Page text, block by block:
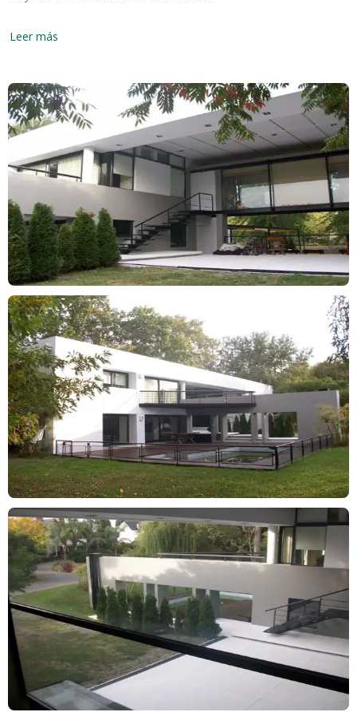
En primer block:
alisado. Dormitorio de huéspedes.
Planta Alta: Amplio living comedor con hogar, toilette, cocina
comedor diario, muebles completos, cocina con mesada negra,
despensa.
Pisos de madera flotante.
En segundo block:
Planta Baja: dos dormitorios en suite, escritorio.
Planta Alta: dormitorio principal en suite.
El exterior con jardín, deck y sector de parrilla. Y el exterior
lindante con el living de la casa, con piscina con deck, revestida y
calefaccionada.
Leer más